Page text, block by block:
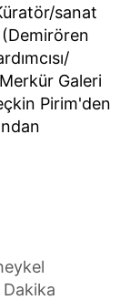
sanat
Galeri
Pirim'den